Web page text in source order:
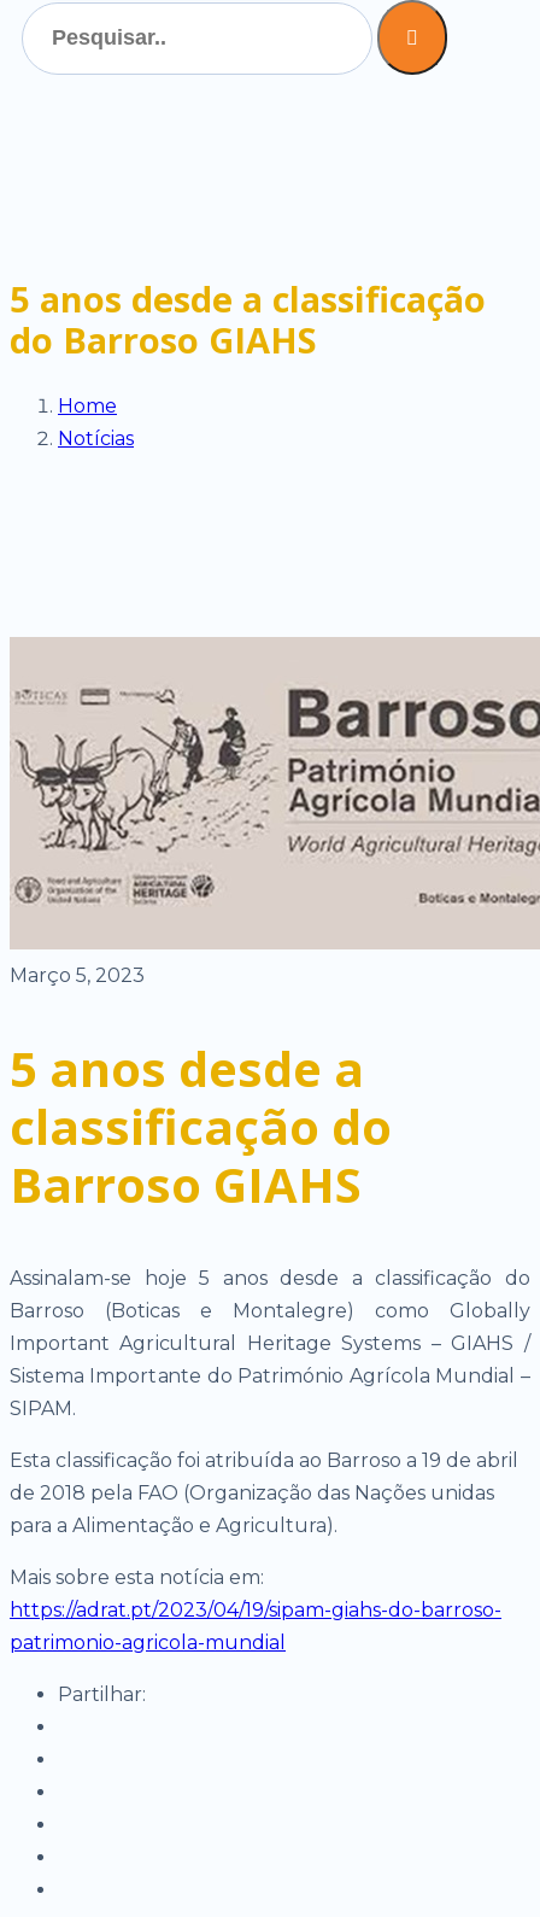
5 anos desde a classificação
do Barroso GIAHS
Home
Notícias
Março 5, 2023
5 anos desde a
classificação do
Barroso GIAHS
Assinalam-se hoje 5 anos desde a classificação do
Barroso (Boticas e Montalegre) como Globally
Important Agricultural Heritage Systems – GIAHS /
Sistema Importante do Património Agrícola Mundial –
SIPAM.
Esta classificação foi atribuída ao Barroso a 19 de abril
de 2018 pela FAO (Organização das Nações unidas
para a Alimentação e Agricultura).
Mais sobre esta notícia em:
https://adrat.pt/2023/04/19/sipam-giahs-do-barroso-
patrimonio-agricola-mundial
Partilhar: